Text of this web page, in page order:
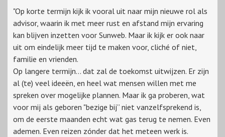
"Op korte termijn kijk ik vooral uit naar mijn nieuwe rol als
advisor, waarin ik met meer rust en afstand mijn ervaring
kan blijven inzetten voor Sunweb. Maar ik kijk er ook naar
uit om eindelijk meer tijd te maken voor, cliché of niet,
familie en vrienden.
Op langere termijn… dat zal de toekomst uitwijzen. Er zijn
al (te) veel ideeën, en heel wat mensen willen met me
spreken over mogelijke plannen. Maar ik ga proberen, wat
voor mij als geboren "bezige bij” niet vanzelfsprekend is,
om de eerste maanden echt wat gas terug te nemen. Even
ademen. Even reizen zónder dat het meteen werk is.